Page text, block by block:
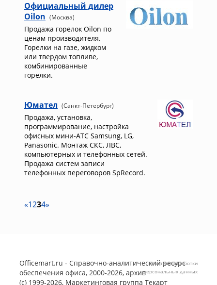
Официальный дилер
Oilon (Москва)
Продажа горелок Oilon по
ценам производителя.
Горелки на газе, жидком
или твердом топливе,
комбинированные
горелки.
Юмател (Санкт-Петербург)
Продажа, установка,
программирование, настройка
офисных мини-АТС Samsung, LG,
Panasonic. Монтаж СКС, ЛВС,
компьютерных и телефонных сетей.
Продажа систем записи
телефонных переговоров SpRecord.
«1234»
Officemart.ru - Справочно-аналитический ресурс
обеспечения офиса, 2000-2026, архив
(с) 1999-2026, Маркетинговая группа Текарт
Политика обработки
персональных данных